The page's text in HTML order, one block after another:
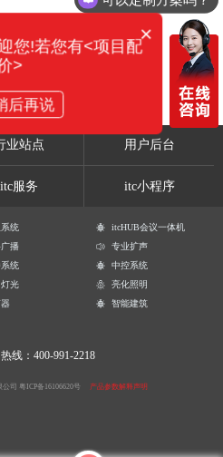
业站点 用户后台
itc服务 itc小程序
统
itcHUB会议一体机
播
专业扩声
统
中控系统
光
亮化照明
智能建筑
线：400-991-2218
司 粤ICP备16106620号 产品参数解释声明
×
您!若您有<项目配
>
后再说